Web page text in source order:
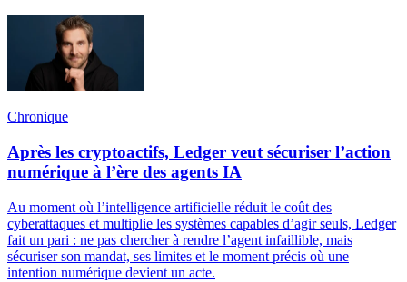
Chronique
Après les cryptoactifs, Ledger veut sécuriser l’action
numérique à l’ère des agents IA
Au moment où l’intelligence artificielle réduit le coût des
cyberattaques et multiplie les systèmes capables d’agir seuls, Ledger
fait un pari : ne pas chercher à rendre l’agent infaillible, mais
sécuriser son mandat, ses limites et le moment précis où une
intention numérique devient un acte.